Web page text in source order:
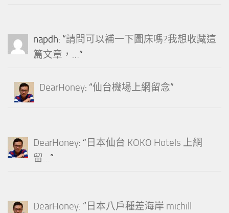
napdh: “請問可以補一下圖床嗎?我想收藏這
篇文章，…”
DearHoney: “仙台機場上網留念”
DearHoney: “ 日本仙台 KOKO Hotels 上網
留…”
DearHoney: “ 日本八戶種差海岸 michill